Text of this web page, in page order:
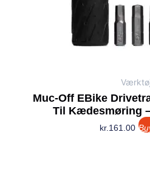
Muc-Off EBike
Til Kædesmøring
kr. 161.00